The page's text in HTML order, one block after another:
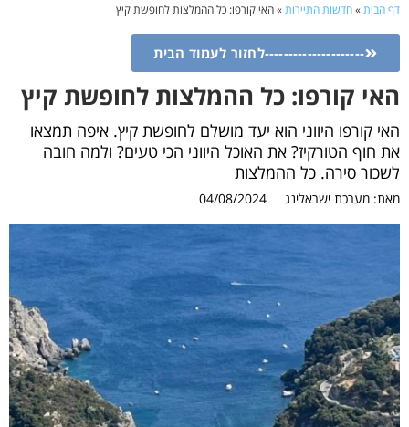
דף הבית»חדשות התיירות»האי קורפו: כל ההמלצות לחופשת קיץ
---------------------לחזור לעמוד הבית
האי קורפו: כל ההמלצות לחופשת קיץ
האי קורפו היווני הוא יעד מושלם לחופשת קיץ. איפה תמצאו
את חוף הטורקיז? את האוכל היווני הכי טעים? ולמה חובה
לשכור סירה. כל ההמלצות
מאת: מערכת ישראלינג 04/08/2024